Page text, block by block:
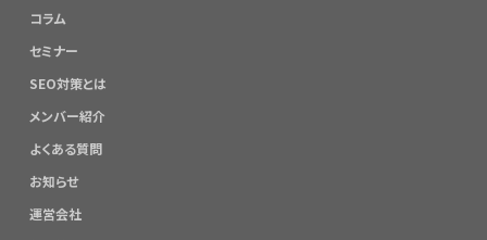
コラム
セミナー
SEO対策とは
メンバー紹介
よくある質問
お知らせ
運営会社